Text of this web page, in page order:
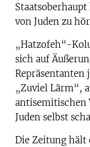
von Juden zu
„Hatzofeh“-
sich auf
Repräsentanten
„Zuviel Lärm“,
antisemitischen
Juden selbst
Die Zeitung hält